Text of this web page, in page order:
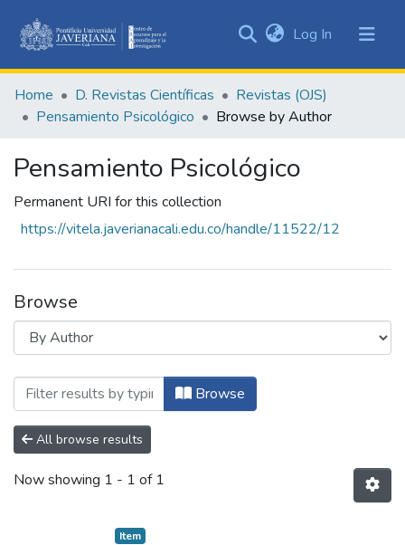
&
Collections
Log In (current)
Home D. Revistas Científicas
Revistas (OJS)
Pensamiento Psicológico
Browse by Author
Pensamiento Psicológico
Permanent URI for this collection
https://vitela.javerianacali.edu.co/handle/11522/12
Browse
Browsing Pensamiento Psicológico by
Browse
All browse results
Now showing 1 - 1 of 1
Item